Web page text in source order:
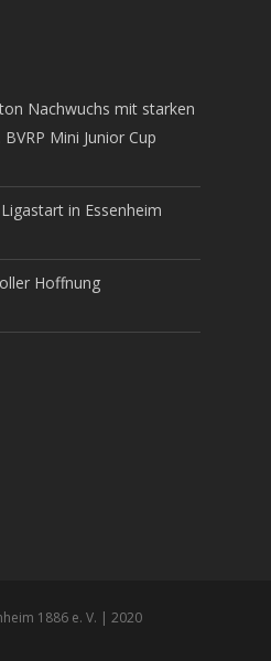
Nachwuchs mit starken
Mini Junior Cup
in Essenheim
Hoffnung
1886 e. V. | 2020